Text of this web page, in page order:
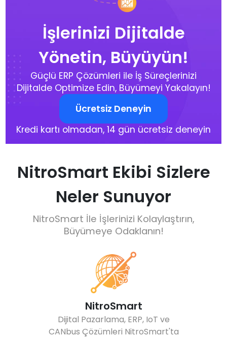
İşlerinizi Dijitalde
Yönetin, Büyüyün!
Güçlü ERP Çözümleri ile İş Süreçlerinizi
Dijitalde Optimize Edin, Büyümeyi Yakalayın!
Ücretsiz Deneyin
Kredi kartı olmadan, 14 gün ücretsiz deneyin
NitroSmart Ekibi Sizlere
Neler Sunuyor
NitroSmart İle İşlerinizi Kolaylaştırın,
Büyümeye Odaklanın!
NitroSmart
Dijital Pazarlama, ERP, IoT ve
CANbus Çözümleri NitroSmart'ta